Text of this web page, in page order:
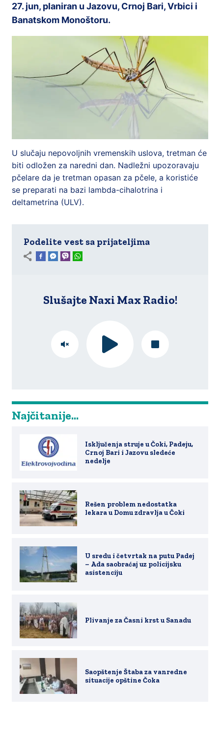
27. jun, planiran u Jazovu, Crnoj Bari, Vrbici i
Banatskom Monoštoru.
U slučaju nepovoljnih vremenskih uslova, tretman će
biti odložen za naredni dan. Nadležni upozoravaju
pčelare da je tretman opasan za pčele, a koristiće
se preparati na bazi lambda-cihalotrina i
deltametrina (ULV).
Podelite vest sa prijateljima
Slušajte Naxi Max Radio!
Najčitanije...
Isključenja struje u Čoki, Padeju,
Crnoj Bari i Jazovu sledeće
nedelje
Rešen problem nedostatka
lekara u Domu zdravlja u Čoki
U sredu i četvrtak na putu Padej
– Ada saobraćaj uz policijsku
asistenciju
Plivanje za Časni krst u Sanadu
Saopštenje Štaba za vanredne
situacije opštine Čoka